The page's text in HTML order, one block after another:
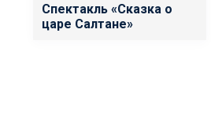
Спектакль «Сказка о
царе Салтане»